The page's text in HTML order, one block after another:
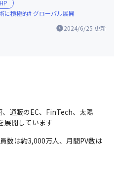
2024/6/25 更新
に積極的 グローバル展開
通販のEC、FinTech、太陽
展開しています
数は約3,000万人、月間PV数は